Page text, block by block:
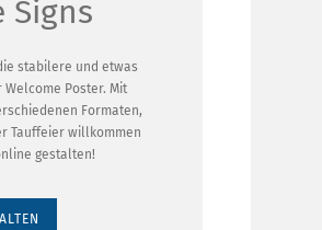
Signs
stabilere und etwas
Poster. Mit
Formaten,
Tauffeier willkommen
gestalten!